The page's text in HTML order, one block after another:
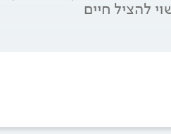
להציל חיים